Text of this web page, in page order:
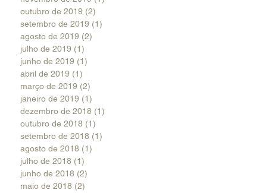
outubro de 2019 (2)
setembro de 2019 (1)
agosto de 2019 (2)
julho de 2019 (1)
junho de 2019 (1)
abril de 2019 (1)
março de 2019 (2)
janeiro de 2019 (1)
dezembro de 2018 (1)
outubro de 2018 (1)
setembro de 2018 (1)
agosto de 2018 (1)
julho de 2018 (1)
junho de 2018 (2)
maio de 2018 (2)